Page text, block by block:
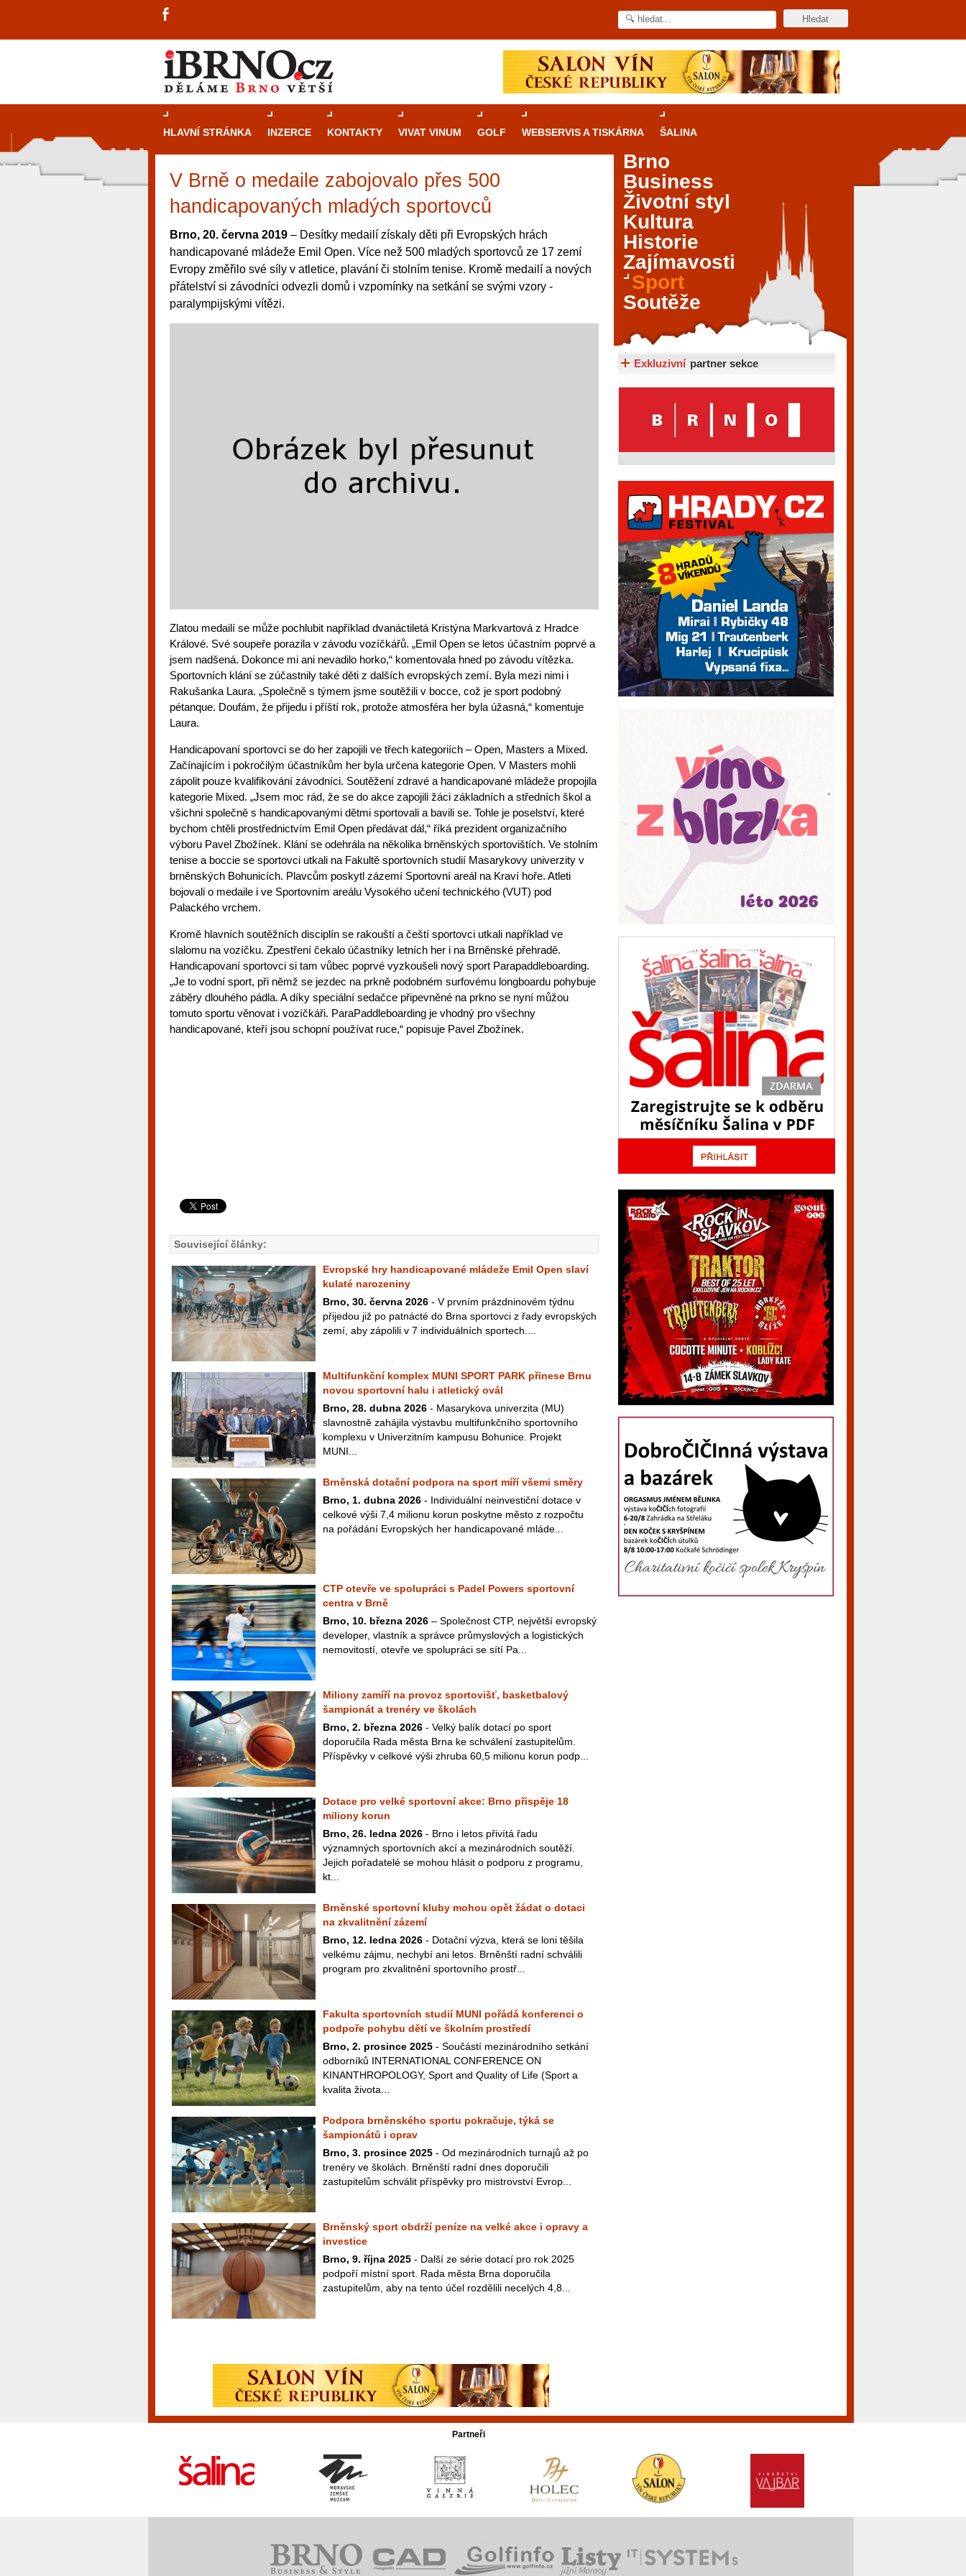
HLAVNÍ STRÁNKA INZERCE KONTAKTY VIVAT VINUM GOLF WEBSERVIS A TISKÁRNA ŠALINA
V Brně o medaile zabojovalo přes 500
handicapovaných mladých sportovců
Brno, 20. června 2019 – Desítky medailí získaly děti při Evropských hrách
handicapované mládeže Emil Open. Více než 500 mladých sportovců ze 17 zemí
Evropy změřilo své síly v atletice, plavání či stolním tenise. Kromě medailí a nových
přátelství si závodníci odvezli domů i vzpomínky na setkání se svými vzory -
paralympijskými vítězi.
Zlatou medailí se může pochlubit například dvanáctiletá Kristýna Markvartová z Hradce
Králové. Své soupeře porazila v závodu vozíčkářů. „Emil Open se letos účastním poprvé a
jsem nadšená. Dokonce mi ani nevadilo horko,“ komentovala hned po závodu vítězka.
Sportovních klání se zúčastnily také děti z dalších evropských zemí. Byla mezi nimi i
Rakušanka Laura. „Společně s týmem jsme soutěžili v bocce, což je sport podobný
pétanque. Doufám, že přijedu i příští rok, protože atmosféra her byla úžasná,“ komentuje
Laura.
Handicapovaní sportovci se do her zapojili ve třech kategoriích – Open, Masters a Mixed.
Začínajícím i pokročilým účastníkům her byla určena kategorie Open. V Masters mohli
zápolit pouze kvalifikování závodníci. Soutěžení zdravé a handicapované mládeže propojila
kategorie Mixed. „Jsem moc rád, že se do akce zapojili žáci základních a středních škol a
všichni společně s handicapovanými dětmi sportovali a bavili se. Tohle je poselství, které
bychom chtěli prostřednictvím Emil Open předávat dál,“ říká prezident organizačního
výboru Pavel Zbožínek. Klání se odehrála na několika brněnských sportovištích. Ve stolním
tenise a boccie se sportovci utkali na Fakultě sportovních studií Masarykovy univerzity v
brněnských Bohunicích. Plavcům poskytl zázemí Sportovní areál na Kraví hoře. Atleti
bojovali o medaile i ve Sportovním areálu Vysokého učení technického (VUT) pod
Palackého vrchem.
Kromě hlavních soutěžních disciplín se rakouští a čeští sportovci utkali například ve
slalomu na vozíčku. Zpestření čekalo účastníky letních her i na Brněnské přehradě.
Handicapovaní sportovci si tam vůbec poprvé vyzkoušeli nový sport Parapaddleboarding.
„Je to vodní sport, při němž se jezdec na prkně podobném surfovému longboardu pohybuje
záběry dlouhého pádla. A díky speciální sedačce připevněné na prkno se nyní můžou
tomuto sportu věnovat i vozíčkáři. ParaPaddleboarding je vhodný pro všechny
handicapované, kteří jsou schopní používat ruce,“ popisuje Pavel Zbožínek.
Související články:
Evropské hry handicapované mládeže Emil Open slaví
kulaté narozeniny
Brno, 30. června 2026 - V prvním prázdninovém týdnu
přijedou již po patnácté do Brna sportovci z řady evropských
zemí, aby zápolili v 7 individuálních sportech....
Multifunkční komplex MUNI SPORT PARK přinese Brnu
novou sportovní halu i atletický ovál
Brno, 28. dubna 2026 - Masarykova univerzita (MU)
slavnostně zahájila výstavbu multifunkčního sportovního
komplexu v Univerzitním kampusu Bohunice. Projekt
MUNI...
Brněnská dotační podpora na sport míří všemi směry
Brno, 1. dubna 2026 - Individuální neinvestiční dotace v
celkové výši 7,4 milionu korun poskytne město z rozpočtu
na pořádání Evropských her handicapované mláde...
CTP otevře ve spolupráci s Padel Powers sportovní
centra v Brně
Brno, 10. března 2026 – Společnost CTP, největší evropský
developer, vlastník a správce průmyslových a logistických
nemovitostí, otevře ve spolupráci se sítí Pa...
Miliony zamíří na provoz sportovišť, basketbalový
šampionát a trenéry ve školách
Brno, 2. března 2026 - Velký balík dotací po sport
doporučila Rada města Brna ke schválení zastupitelům.
Příspěvky v celkové výši zhruba 60,5 milionu korun podp...
Dotace pro velké sportovní akce: Brno přispěje 18
miliony korun
Brno, 26. ledna 2026 - Brno i letos přivítá řadu
významných sportovních akcí a mezinárodních soutěží.
Jejich pořadatelé se mohou hlásit o podporu z programu,
kt...
Brněnské sportovní kluby mohou opět žádat o dotaci
na zkvalitnění zázemí
Brno, 12. ledna 2026 - Dotační výzva, která se loni těšila
velkému zájmu, nechybí ani letos. Brněnští radní schválili
program pro zkvalitnění sportovního prostř...
Fakulta sportovních studií MUNI pořádá konferenci o
podpoře pohybu dětí ve školním prostředí
Brno, 2. prosince 2025 - Součástí mezinárodního setkání
odborníků INTERNATIONAL CONFERENCE ON
KINANTHROPOLOGY, Sport and Quality of Life (Sport a
kvalita života...
Podpora brněnského sportu pokračuje, týká se
šampionátů i oprav
Brno, 3. prosince 2025 - Od mezinárodních turnajů až po
trenéry ve školách. Brněnští radní dnes doporučili
zastupitelům schválit příspěvky pro mistrovství Evrop...
Brněnský sport obdrží peníze na velké akce i opravy a
investice
Brno, 9. října 2025 - Další ze série dotací pro rok 2025
podpoří místní sport. Rada města Brna doporučila
zastupitelům, aby na tento účel rozdělili necelých 4,8...
Průvodcekasinovými hrami v Brně: Od
rulety po video automaty
Brno je městem známým pro zajímavé památky, skvělé
restaurace, divadla a univerzity. Mimo jiné je ale také
místem, kde si můžete legálně a bezpečně vyzkoušet
různé kasinové hry. V neustále kvetoucí moravské
metropoli naleznete širokou nabídku her od klasické
Brno
Business
Životní styl
Kultura
Historie
Zajímavosti
Sport
Soutěže
Exkluzivní partner sekce
Partneři